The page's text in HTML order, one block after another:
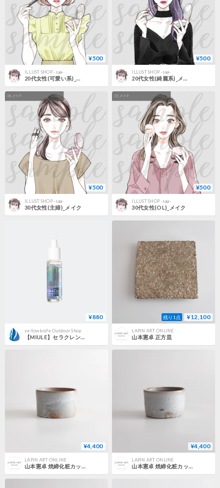
¥500
ILLUST SHOP -saa-
20代女性(可愛い系)_メイク
¥500
ILLUST SHOP -saa-
20代女性(綺麗系)_メイク
¥500
ILLUST SHOP -saa-
30代女性(主婦)_メイク
¥500
ILLUST SHOP -saa-
30代女性(OL)_メイク
¥880
yellowknife Outdoor Shop
【MIULE】セラクレンズmini MINERAL（15ml）
残り1点 ¥12,100
LAPIN ART ONLINE
山本憲卓 正方皿
¥4,400
LAPIN ART ONLINE
山本憲卓 焼締化粧カップ 5
¥4,400
LAPIN ART ONLINE
山本憲卓 焼締化粧カップ 4